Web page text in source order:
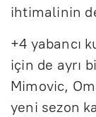
ihtimalinin
+4 yabancı
için de ayrı
Mimovic,
yeni sezon